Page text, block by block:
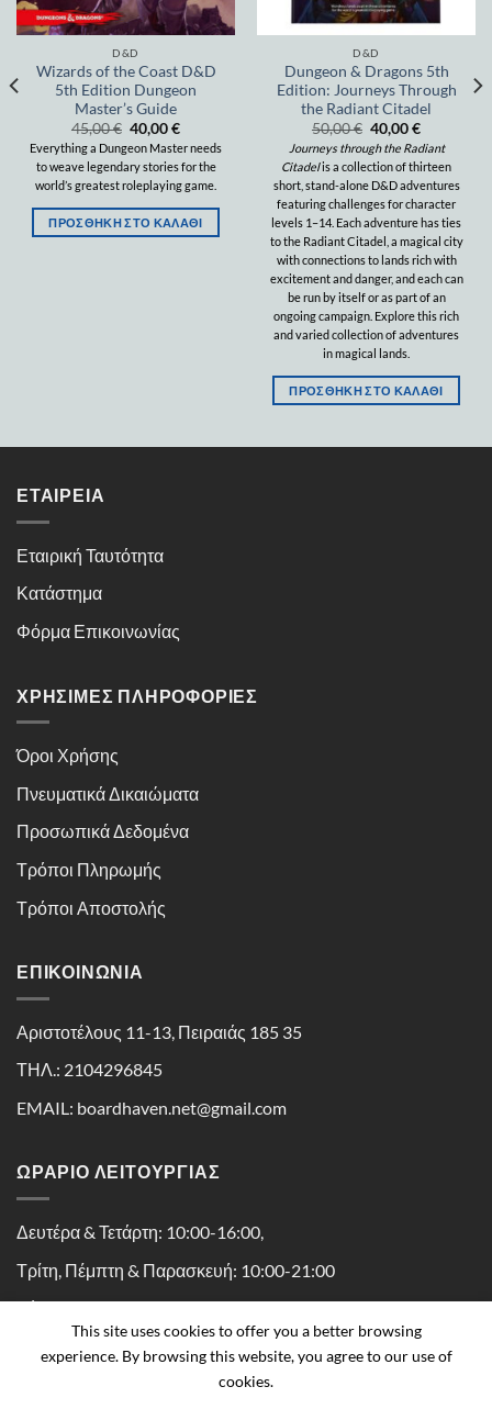
D&D
Wizards of the Coast D&D
5th Edition Dungeon
Master’s Guide
45,00€ 40,00€
Everything a Dungeon Master needs
to weave legendary stories for the
world’s greatest roleplaying game.
ΠΡΟΣΘΉΚΗ ΣΤΟ ΚΑΛΆΘΙ
D&D
Dungeon & Dragons 5th
Edition: Journeys Through
the Radiant Citadel
50,00€ 40,00€
Journeys through the Radiant
Citadelis a collection of thirteen
short, stand-alone D&D adventures
featuring challenges for character
levels 1–14. Each adventure has ties
to the Radiant Citadel, a magical city
with connections to lands rich with
excitement and danger, and each can
be run by itself or as part of an
ongoing campaign. Explore this rich
and varied collection of adventures
in magical lands.
ΠΡΟΣΘΉΚΗ ΣΤΟ ΚΑΛΆΘΙ
ΕΤΑΙΡΕΊΑ
Εταιρική Ταυτότητα
Κατάστημα
Φόρμα Επικοινωνίας
ΧΡΉΣΙΜΕΣ ΠΛΗΡΟΦΟΡΊΕΣ
Όροι Χρήσης
Πνευματικά Δικαιώματα
Προσωπικά Δεδομένα
Τρόποι Πληρωμής
Τρόποι Αποστολής
ΕΠΙΚΟΙΝΩΝΊΑ
Αριστοτέλους 11-13, Πειραιάς 185 35
ΤΗΛ.: 2104296845
EMAIL: boardhaven.net@gmail.com
ΩΡΑΡΙΟ ΛΕΙΤΟΥΡΓΙΑΣ
Δευτέρα & Τετάρτη: 10:00-16:00,
Τρίτη, Πέμπτη & Παρασκευή: 10:00-21:00
Σάββατο: 10:00-16:30
This site uses cookies to offer you a better browsing
experience. By browsing this website, you agree to our use of
cookies.